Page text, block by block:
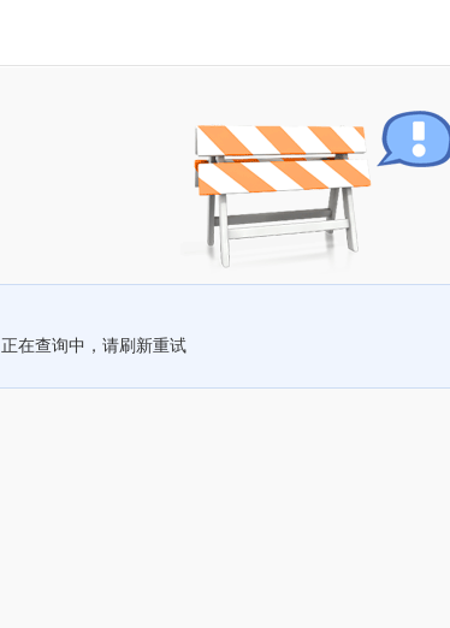
正在查询中，请刷新重试